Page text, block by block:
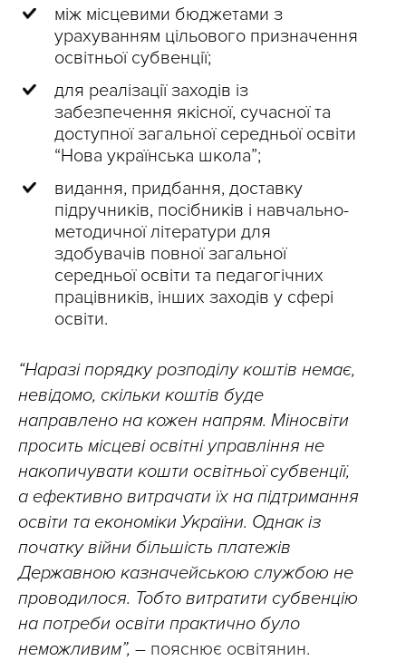
між місцевими бюджетами з
урахуванням цільового призначення
освітньої субвенції;
для реалізації заходів із
забезпечення якісної, сучасної та
доступної загальної середньої освіти
“Нова українська школа”;
видання, придбання, доставку
підручників, посібників і навчально-
методичної літератури для
здобувачів повної загальної
середньої освіти та педагогічних
працівників, інших заходів у сфері
освіти.
“Наразі порядку розподілу коштів немає,
невідомо, скільки коштів буде
направлено на кожен напрям. Міносвіти
просить місцеві освітні управління не
накопичувати кошти освітньої субвенції,
а ефективно витрачати їх на підтримання
освіти та економіки України. Однак із
початку війни більшість платежів
Державною казначейською службою не
проводилося. Тобто витратити субвенцію
на потреби освіти практично було
неможливим”, – пояснює освітянин.